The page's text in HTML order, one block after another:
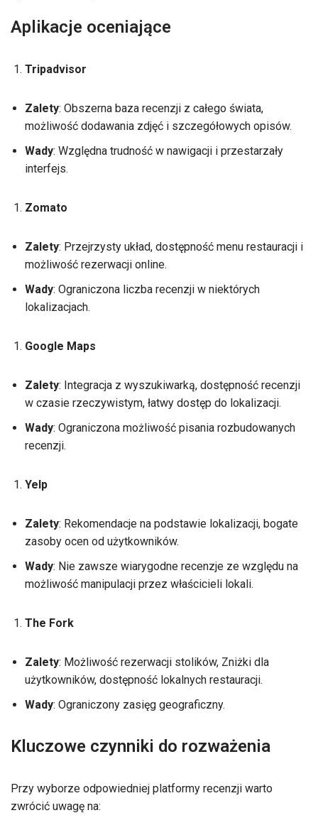
Aplikacje oceniające
Tripadvisor
Zalety: Obszerna baza recenzji z całego świata,
możliwość dodawania zdjęć i szczegółowych opisów.
Wady: Względna trudność w nawigacji i przestarzały
interfejs.
Zomato
Zalety: Przejrzysty układ, dostępność menu restauracji i
możliwość rezerwacji online.
Wady: Ograniczona liczba recenzji w niektórych
lokalizacjach.
Google Maps
Zalety: Integracja z wyszukiwarką, dostępność recenzji
w czasie rzeczywistym, łatwy dostęp do lokalizacji.
Wady: Ograniczona możliwość pisania rozbudowanych
recenzji.
Yelp
Zalety: Rekomendacje na podstawie lokalizacji, bogate
zasoby ocen od użytkowników.
Wady: Nie zawsze wiarygodne recenzje ze względu na
możliwość manipulacji przez właścicieli lokali.
The Fork
Zalety: Możliwość rezerwacji stolików, Zniżki dla
użytkowników, dostępność lokalnych restauracji.
Wady: Ograniczony zasięg geograficzny.
Kluczowe czynniki do rozważenia
Przy wyborze odpowiedniej platformy recenzji warto
zwrócić uwagę na: